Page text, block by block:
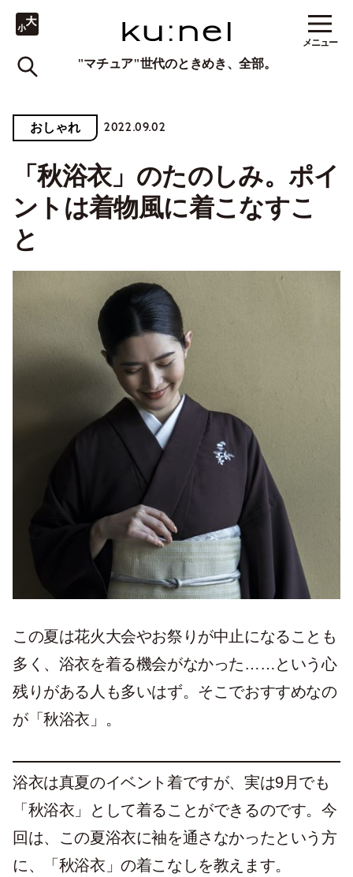
"マチュア"世代のときめき、全部。
メニュー
おしゃれ 2022.09.02
「秋浴衣」のたのしみ。ポイ
ントは着物風に着こなすこ
と
この夏は花火大会やお祭りが中止になることも
多く、浴衣を着る機会がなかった……という心
残りがある人も多いはず。そこでおすすめなの
が「秋浴衣」。
浴衣は真夏のイベント着ですが、実は9月でも
「秋浴衣」として着ることができるのです。今
回は、この夏浴衣に袖を通さなかったという方
に、「秋浴衣」の着こなしを教えます。